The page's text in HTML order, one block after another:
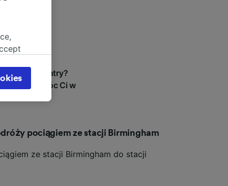
Coventry?
aby pomóc Ci w
pociągiem ze stacji Birmingham
ze stacji Birmingham do stacji
page.